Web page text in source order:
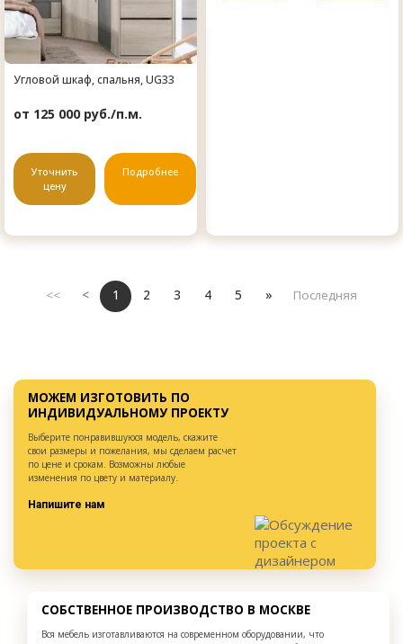
Угловой шкаф, спальня, UG33
от 125 000 руб./п.м.
Уточнить
цену
Подробнее
<< < 1 2 3 4 5 » Последняя
МОЖЕМ ИЗГОТОВИТЬ ПО
ИНДИВИДУАЛЬНОМУ ПРОЕКТУ
Выберите понравившуюся модель, скажите
свои размеры и пожелания, мы сделаем расчет
по цене и срокам. Возможны любые
изменения по цвету и материалу.
Напишите нам
СОБСТВЕННОЕ ПРОИЗВОДСТВО В МОСКВЕ
Вся мебель изготавливаются на современном оборудовании, что